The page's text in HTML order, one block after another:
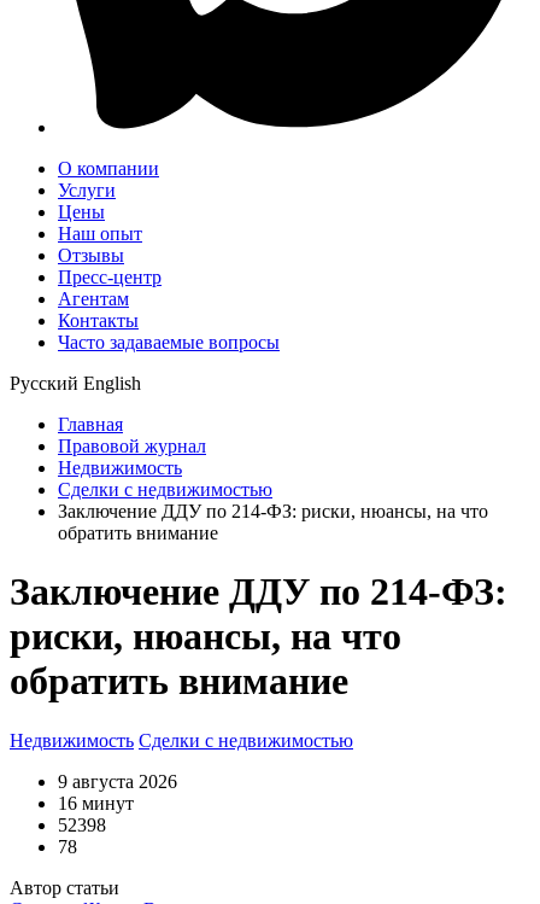
О компании
Услуги
Цены
Наш опыт
Отзывы
Пресс-центр
Агентам
Контакты
Часто задаваемые вопросы
Русский English
Главная
Правовой журнал
Недвижимость
Сделки с недвижимостью
Заключение ДДУ по 214-ФЗ: риски, нюансы, на что
обратить внимание
Заключение ДДУ по 214-ФЗ:
риски, нюансы, на что
обратить внимание
Недвижимость Сделки с недвижимостью
9 августа 2026
16 минут
52398
78
Автор статьи